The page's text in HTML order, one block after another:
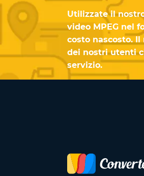
Utilizzate il
video MPEG nel
costo nascosto.
dei nostri utenti
servizio.